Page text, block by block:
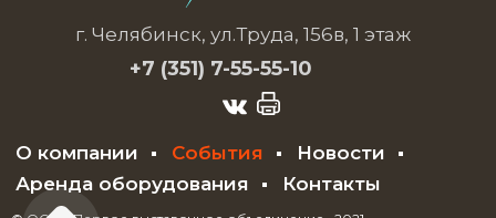
г. Челябинск, ул.Труда, 156в, 1 этаж
+7 (351) 7-55-55-10
О компании События
Новости
Аренда оборудования
Контакты